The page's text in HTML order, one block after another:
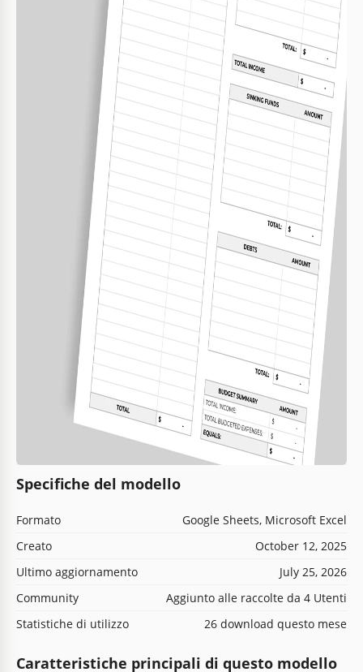
Specifiche del modello
Formato
Google Sheets, Microsoft Excel
Creato
October 12, 2025
Ultimo aggiornamento
July 25, 2026
Community
Aggiunto alle raccolte da 4 Utenti
Statistiche di utilizzo
26 download questo mese
Caratteristiche principali di questo modello